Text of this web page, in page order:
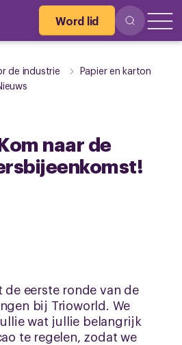
Word lid
de industrie
Papier en karton
naar de
eerste ronde van de
bij Trioworld. We
wat jullie belangrijk
te regelen, zodat we